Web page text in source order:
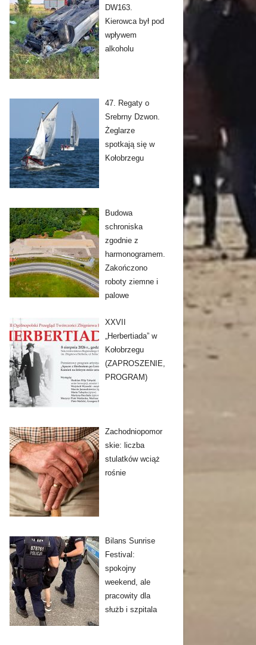
DW163.
Kierowca był pod
wpływem
alkoholu
47. Regaty o
Srebrny Dzwon.
Żeglarze
spotkają się w
Kołobrzegu
Budowa
schroniska
zgodnie z
harmonogramem.
Zakończono
roboty ziemne i
palowe
XXVII
„Herbertiada” w
Kołobrzegu
(ZAPROSZENIE,
PROGRAM)
Zachodniopomor
skie: liczba
stulatków wciąż
rośnie
Bilans Sunrise
Festival:
spokojny
weekend, ale
pracowity dla
służb i szpitala